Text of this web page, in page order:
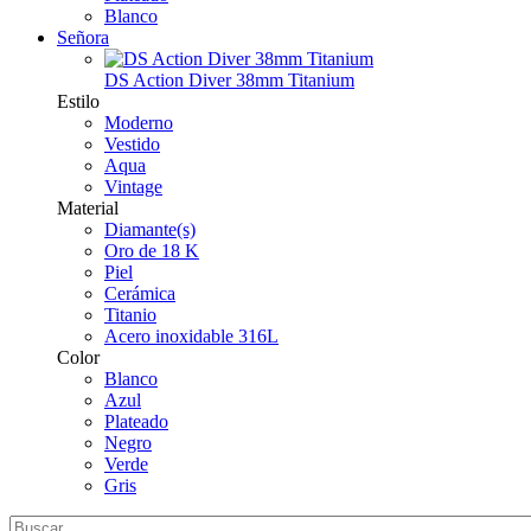
Blanco
Señora
DS Action Diver 38mm Titanium
Estilo
Moderno
Vestido
Aqua
Vintage
Material
Diamante(s)
Oro de 18 K
Piel
Cerámica
Titanio
Acero inoxidable 316L
Color
Blanco
Azul
Plateado
Negro
Verde
Gris